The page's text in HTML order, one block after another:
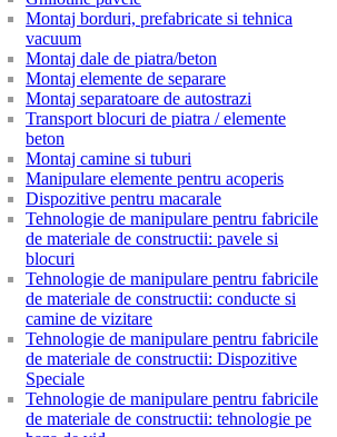
Montaj borduri, prefabricate si tehnica
vacuum
Montaj dale de piatra/beton
Montaj elemente de separare
Montaj separatoare de autostrazi
Transport blocuri de piatra / elemente
beton
Montaj camine si tuburi
Manipulare elemente pentru acoperis
Dispozitive pentru macarale
Tehnologie de manipulare pentru fabricile
de materiale de constructii: pavele si
blocuri
Tehnologie de manipulare pentru fabricile
de materiale de constructii: conducte si
camine de vizitare
Tehnologie de manipulare pentru fabricile
de materiale de constructii: Dispozitive
Speciale
Tehnologie de manipulare pentru fabricile
de materiale de constructii: tehnologie pe